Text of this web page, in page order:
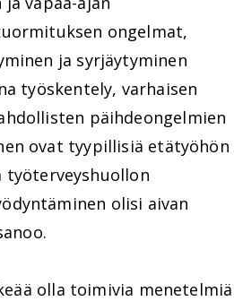
ongelmat,
ja syrjäytyminen
työskentely, varhaisen
päihdeongelmien
ovat tyypillisiä etätyöhön
työterveyshuollon
olisi aivan
olla toimivia menetelmiä